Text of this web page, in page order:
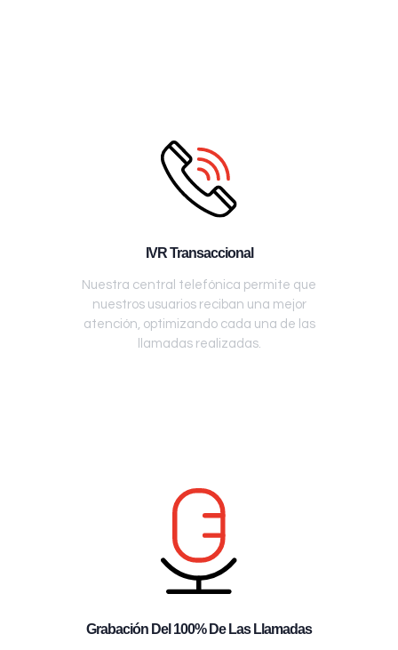
IVR Transaccional
Nuestra central telefónica permite que
nuestros usuarios reciban una mejor
atención, optimizando cada una de las
llamadas realizadas.
Grabación Del 100% De Las Llamadas